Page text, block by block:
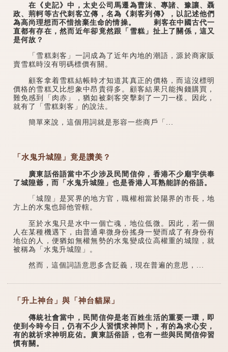
在《史記》中，太史公司馬遷為曹沫、專諸、豫讓、聶
政、荊軻等古代刺客立傳，名為《刺客列傳》，以記述他們
為高尚理想而不惜捨棄生命的情操。 剌客在中國古代一
直都有存在，然而近年卻竟然跟「雪糕」扯上了關係，這又
是何故？
「雪糕刺客」一詞成為了近年內地的潮語，源於商家販
賣雪糕時沒有明碼標價有關。
顧客拿着雪糕結帳時才知道其真正的價格，而這沒標明
價格的雪糕又比想象中昂貴得多。顧客結果只能掏錢購買，
難免感到「肉赤」，猶如被刺客突擊刺了一刀一樣。因此，
就有了「雪糕刺客」的說法。
簡單來說，這個用詞就是形容一些商戶「...
「水鬼升城隍」竟是讚美？
廣東話俗語當中不少涉及民間信仰，香港不少廟宇供奉
了城隍爺，而「水鬼升城隍」也是香港人耳熟能詳的俗語。
「城隍」是冥界的地方官，職權相當於陽界的市長，地
方上的水鬼也歸他管轄。
至於水鬼只是水中一個亡魂，地位低微。因此，若一個
人在某種機遇下，由普通卑微身份搖身一變而成了有身份有
地位的人，便猶如無權無勢的水鬼變成位高權重的城隍，就
被稱為「水鬼升城隍」。
然而，這個詞語意思多含貶義，現在普遍的意思，...
「升上神台」與「神台貓屎」
傳統社會當中，民間信仰是老百姓生活的重要一環，即
使到今時今日，仍有不少人習慣求神問卜，有的為求心安，
有的就祈求神明庇佑。廣東話俗語，也有一些與民間信仰習
慣有關。